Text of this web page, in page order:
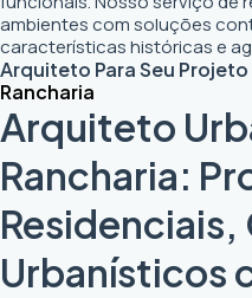
ambientes com soluções
características históricas e
Arquiteto Para Seu Projeto
Rancharia
Arquiteto
Rancharia:
Urbanísticos